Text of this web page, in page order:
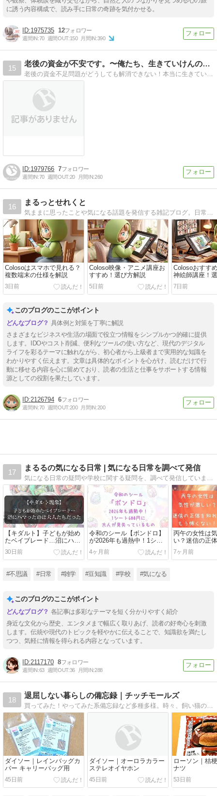
に誘う内容構成で、読み手に日常の奇跡を気付かせる。
1975735 12
週間IN:70 週間OUT:150 月間IN:390
15
老後の資金が不安です。〜俺たち、生きていけんの！？〜
老後の資金不足問題がどうしても解消できない！本当に生きていけんの！？この恐怖から抜け出すために必死の勉強＆対策を始めました！少しずつ希望の光も見えてきた！かも？
1979766 7
週間IN:70 週間OUT:20 月間IN:260
16
まるっとせれくと
気ままに思ったことや気になる話題を発信する雑記ブログ。日常の小ネタや役立つ情報をゆるく書いています！気軽に読んでいってください。
Colosoはスマホで見れる？
複数端末の仕様を解説
3日前
Coloso映像・アニメ講座お
すすめ！選び方解説
5日前
Colosoおすす
神絵師講座！
7日前
このブログのここがポイント
具体例と対策を丁寧に解説
さまざまなビジネスや生活の場面で役立つ情報をシンプルかつ的確に提供
します。IDOやコスト削減、便利なツールの使い方など、現代のデジタル
ライフを彩るテーマに触れながら、初心者から上級者まで実用的な知識を
わかりやすく伝えます。文章は具体的なポイントを心がけ、読むだけで行
動に移せる内容を心に留めており、読者の生活と仕事をサポートする情報
源としての役割を果たしています。
2126794 6
週間IN:70 週間OUT:200 月間IN:200
17
まるるの気になる日常 | 気になる日常を調べて発信
【キダルト】子どもが始め
たベイブレード…沼にハマ
ったのは大人たちだった
30日前
令和のシール【ボンドロ】
が2026年も過熱中！1シー
ト600円に大人が見失って
いるもの
4ヶ月前
丙午の女性は
い？迷信の正
う怖くない！
7ヶ月前
#不思議 #日常 #雑学 #豆知識 #学校 #気になる
このブログのここがポイント
各記事は多彩なテーマを短く分かりやすく紹介
身近な文化から歴史、エンタメまで幅広く取りあげ、読者の好奇心を刺激
します。伝統や現代のトピックを軽やかに伝えることで、知識欲を満たし
つつ、気軽に情報を得られる内容となっています。
2117170 8
週間IN:63 週間OUT:36 月間IN:288
18
退屈しない暮らしの備忘録｜チッチモールズ
買ってみた！やってみた系備忘録など多種多様。時々、飼い猫の話も
ダイソー｜レインバッグカ
バー キャリーバッグ用
45日前
ダイソー｜オーロラカラー
ステレオイヤホン
45日前
ローソン｜桔
ナツ
53日前